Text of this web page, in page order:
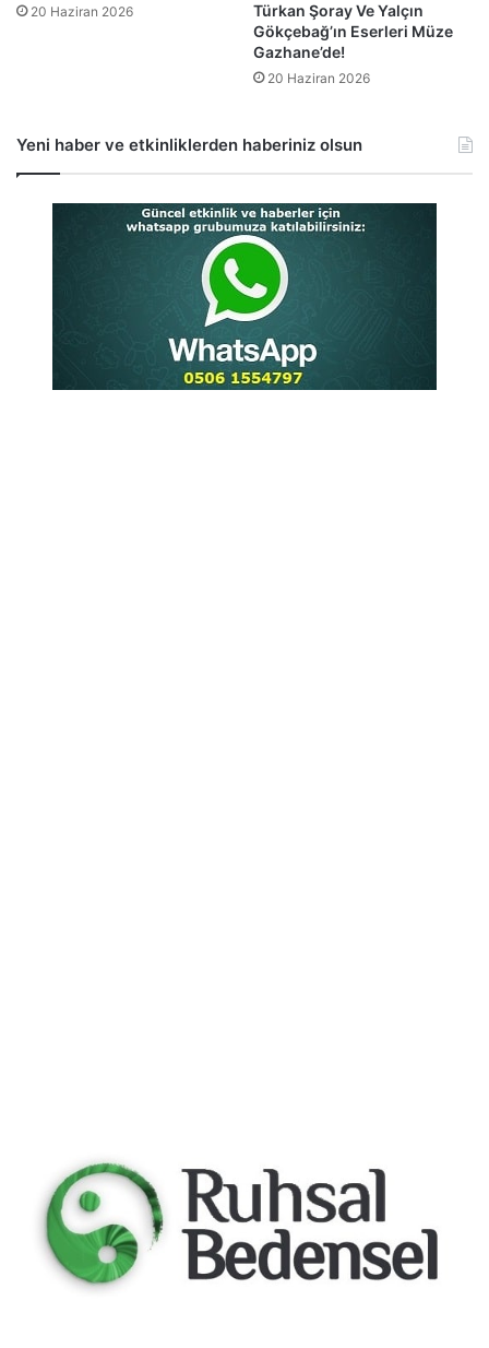
20 Haziran 2026
Türkan Şoray Ve Yalçın
Gökçebağ’ın Eserleri Müze
Gazhane’de!
20 Haziran 2026
Yeni haber ve etkinliklerden haberiniz olsun